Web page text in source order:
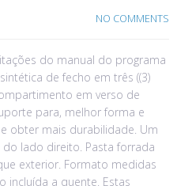
NO COMMENTS
do manual do programa
de fecho em três ((3)
em verso de
para, melhor forma e
obter mais durabilidade. Um
lado direito. Pasta forrada
exterior. Formato medidas
incluída a quente. Estas